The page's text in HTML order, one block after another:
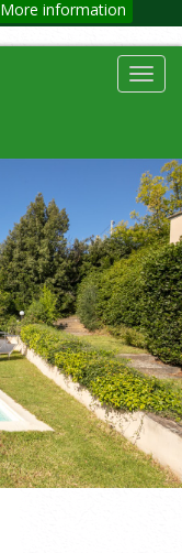
More information